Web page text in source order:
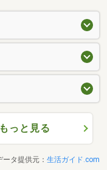
っと見る
ータ提供元： 生活ガイド.com